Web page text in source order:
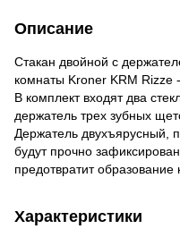
Описание
Стакан двойной с
комнаты Kroner KRM Rizze
В комплект входят два
держатель трех зубных
Держатель двухъярусный,
будут прочно
предотвратит образование
Характеристики